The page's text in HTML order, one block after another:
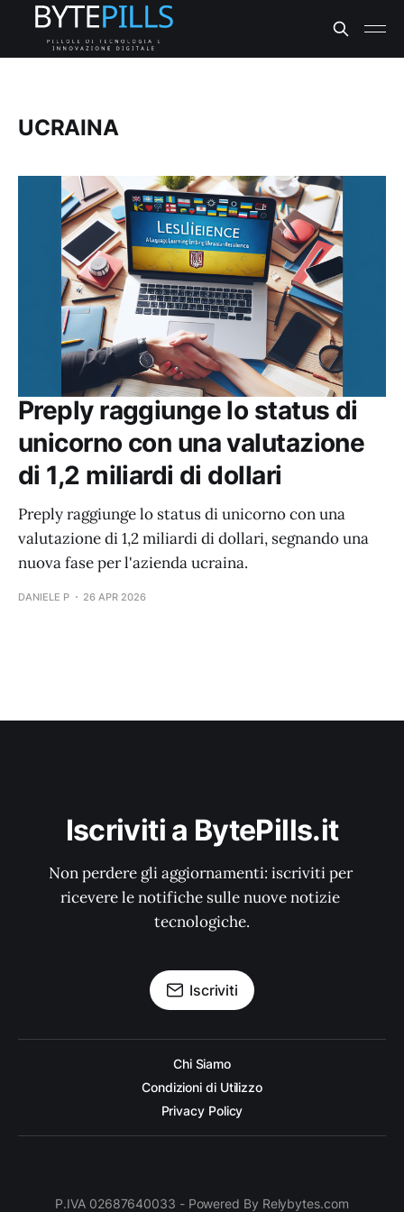
UCRAINA
Preply raggiunge lo status di
unicorno con una valutazione
di 1,2 miliardi di dollari
Preply raggiunge lo status di unicorno con una
valutazione di 1,2 miliardi di dollari, segnando una
nuova fase per l'azienda ucraina.
DANIELE P 26 APR 2026
Iscriviti a BytePills.it
Non perdere gli aggiornamenti: iscriviti per
ricevere le notifiche sulle nuove notizie
tecnologiche.
Iscriviti
Chi Siamo
Condizioni di Utilizzo
Privacy Policy
P.IVA 02687640033 - Powered By Relybytes.com